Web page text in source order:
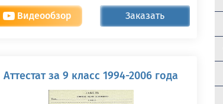
Видеообзор Заказать
Аттестат за 9 класс 1994-2006 года